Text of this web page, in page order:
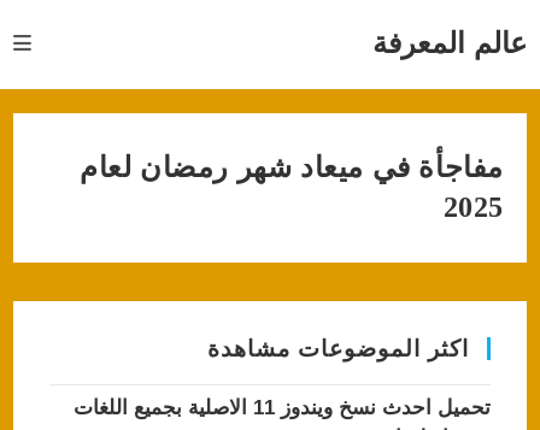
عالم المعرفة
مفاجأة في ميعاد شهر رمضان لعام
2025
اكثر الموضوعات مشاهدة
تحميل احدث نسخ ويندوز 11 الاصلية بجميع اللغات